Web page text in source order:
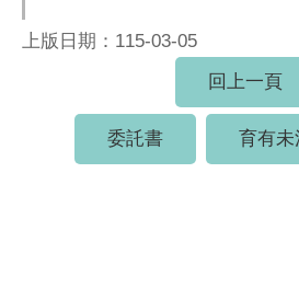
上版日期：115-03-05
回上一頁
委託書 育有